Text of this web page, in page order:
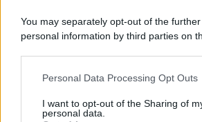
You may separately opt-out of the
personal information by third parties on
This information may also be disclosed
disclose it to other third parties.
Personal Data Processing Opt Outs
I want to opt-out of the Sharing of
personal data.